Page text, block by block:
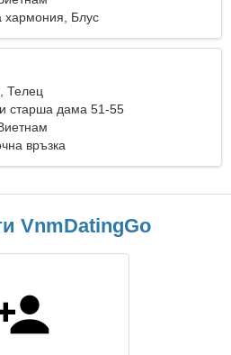
хармония, Блус
Телец
старша дама 51-55
връзка
VnmDatingGo